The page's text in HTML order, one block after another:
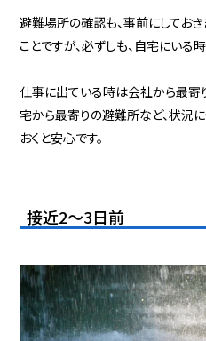
避難場所の確認も、事前にしておき
ことですが、必ずしも、自宅にいる
仕事に出ている時は会社から最寄
宅から最寄りの避難所など、状況
おくと安心です。
接近2～3日前